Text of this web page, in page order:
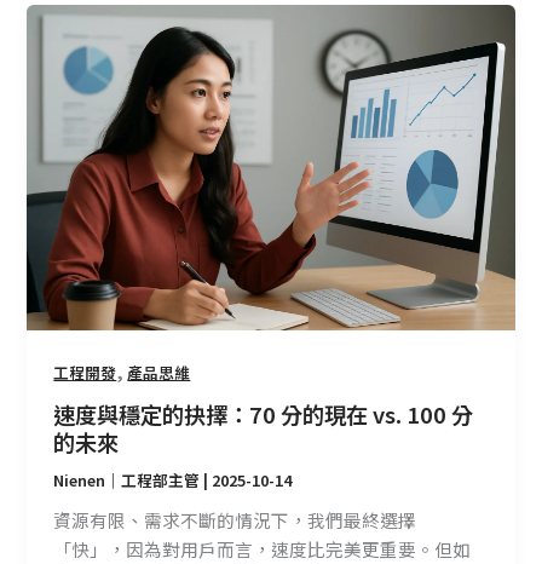
工程開發, 產品思維
速度與穩定的抉擇：70 分的現在 vs. 100 分
的未來
Nienen｜工程部主管 | 2025-10-14
資源有限、需求不斷的情況下，我們最終選擇
「快」，因為對用戶而言，速度比完美更重要。但如
速
度
與
的
抉
擇：
70
分
的
現
在
100
分
的
未
來